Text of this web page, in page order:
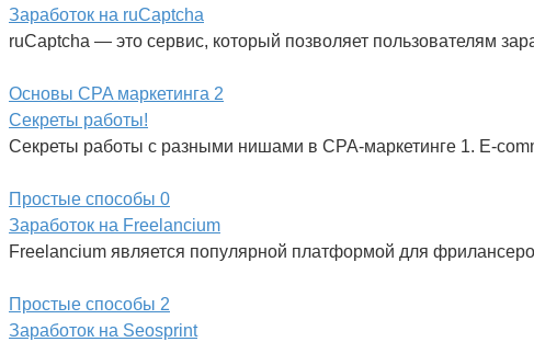
Заработок на ruCaptcha
ruCaptcha — это сервис, который позволяет пользователям
Основы CPA маркетинга 2
Секреты работы!
Секреты работы с разными нишами в CPA-маркетинге 1. E-
Простые способы 0
Заработок на Freelancium
Freelancium является популярной платформой для
Простые способы 2
Заработок на Seosprint